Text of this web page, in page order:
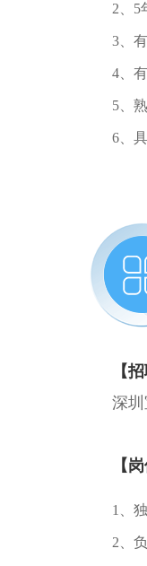
2、5
3、
4、
5、
6、
【
深
【
1、
2、